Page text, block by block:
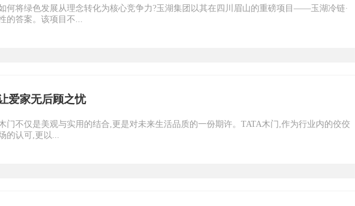
何将绿色发展从理念转化为核心竞争力?玉湖集团以其在四川眉山的重磅项目——玉湖冷链·
的答案。该项目不...
爱家无后顾之忧
门不仅是美观与实用的结合,更是对未来生活品质的一份期许。TATA木门,作为行业内的佼佼
的认可,更以...